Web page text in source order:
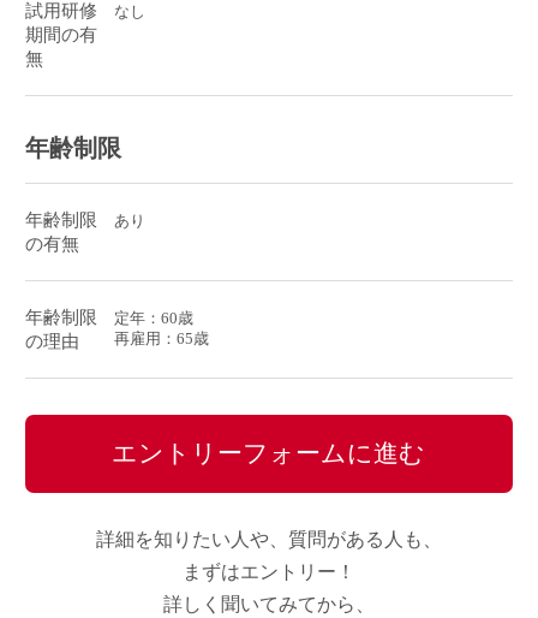
試用研修
期間の有
無
なし
年齢制限
年齢制限
の有無
あり
年齢制限
の理由
定年：60歳
再雇用：65歳
エントリーフォームに進む
詳細を知りたい人や、質問がある人も、
まずはエントリー！
詳しく聞いてみてから、